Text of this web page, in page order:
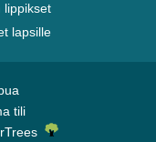
lippikset
lapsille
tili